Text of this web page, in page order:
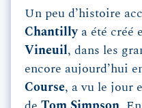
Un peu d’histoire
Chantilly a été créé
Vineuil, dans les
encore aujourd’hui
Course, a vu le jour